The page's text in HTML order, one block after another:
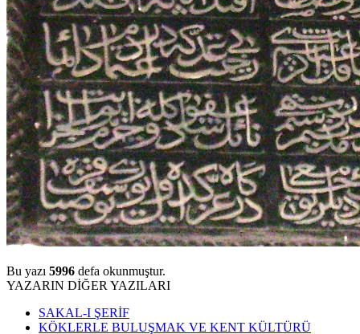
Bu yazı 5996 defa okunmuştur.
YAZARIN DİĞER YAZILARI
SAKAL-I ŞERİF
KÖKLERLE BULUŞMAK VE KENT KÜLTÜRÜ